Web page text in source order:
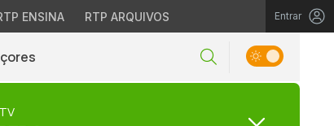
ENSINA RTP ARQUIVOS Entrar
TV